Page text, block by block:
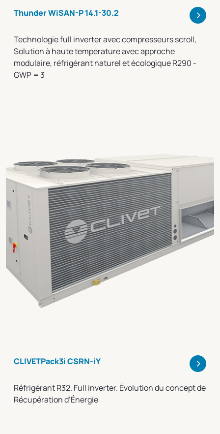
Thunder WiSAN-P 14.1-30.2 >
Technologie full inverter avec compresseurs scroll,
Solution à haute température avec approche
modulaire, réfrigérant naturel et écologique R290 -
GWP = 3
CLIVETPack3i CSRN-iY >
Réfrigérant R32. Full inverter. Évolution du concept de
Récupération d’Énergie